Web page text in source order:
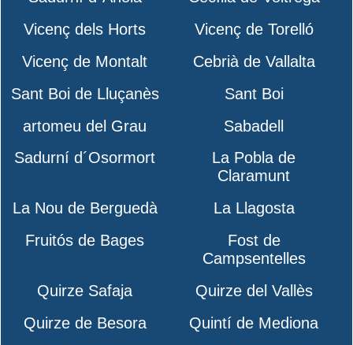
Vicenç dels Horts
Vicenç de Torelló
Vicenç de Montalt
Cebrià de Vallalta
Sant Boi de Lluçanès
Sant Boi
artomeu del Grau
Sabadell
Sadurní d´Osormort
La Pobla de
Claramunt
La Nou de Berguedà
La Llagosta
Fruitós de Bages
Fost de
Campsentelles
Quirze Safaja
Quirze del Vallès
Quirze de Besora
Quintí de Mediona